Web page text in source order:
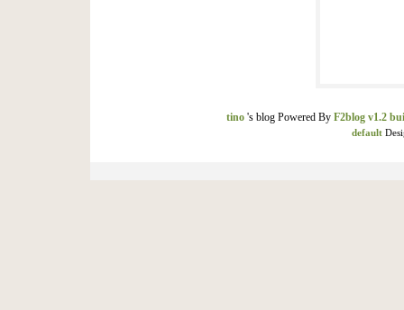
tino's blog Powered By F2blog v1.2
default